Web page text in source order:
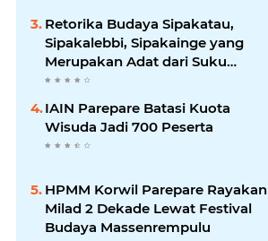
Retorika Budaya Sipakatau,
Sipakalebbi, Sipakainge yang
Merupakan Adat dari Suku
Bugis
IAIN Parepare Batasi Kuota
Wisuda Jadi 700 Peserta
HPMM Korwil Parepare Rayakan
Milad 2 Dekade Lewat Festival
Budaya Massenrempulu